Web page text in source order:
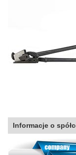
Informacje o